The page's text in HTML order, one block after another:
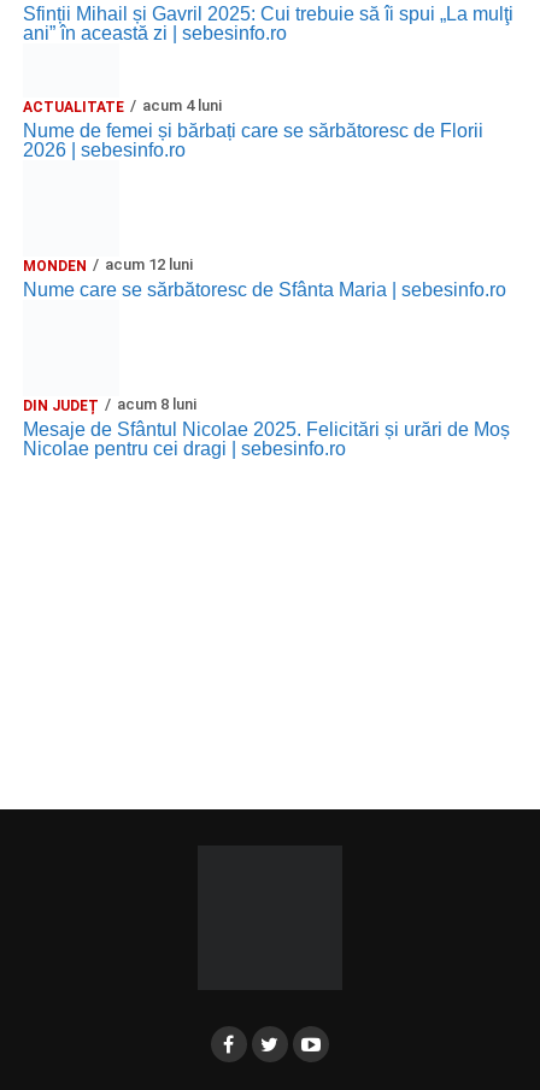
Sfinții Mihail și Gavril 2025: Cui trebuie să îi spui „La mulţi
ani” în această zi | sebesinfo.ro
ACTUALITATE acum 4 luni
Nume de femei și bărbați care se sărbătoresc de Florii
2026 | sebesinfo.ro
MONDEN acum 12 luni
Nume care se sărbătoresc de Sfânta Maria | sebesinfo.ro
DIN JUDEȚ acum 8 luni
Mesaje de Sfântul Nicolae 2025. Felicitări și urări de Moș
Nicolae pentru cei dragi | sebesinfo.ro